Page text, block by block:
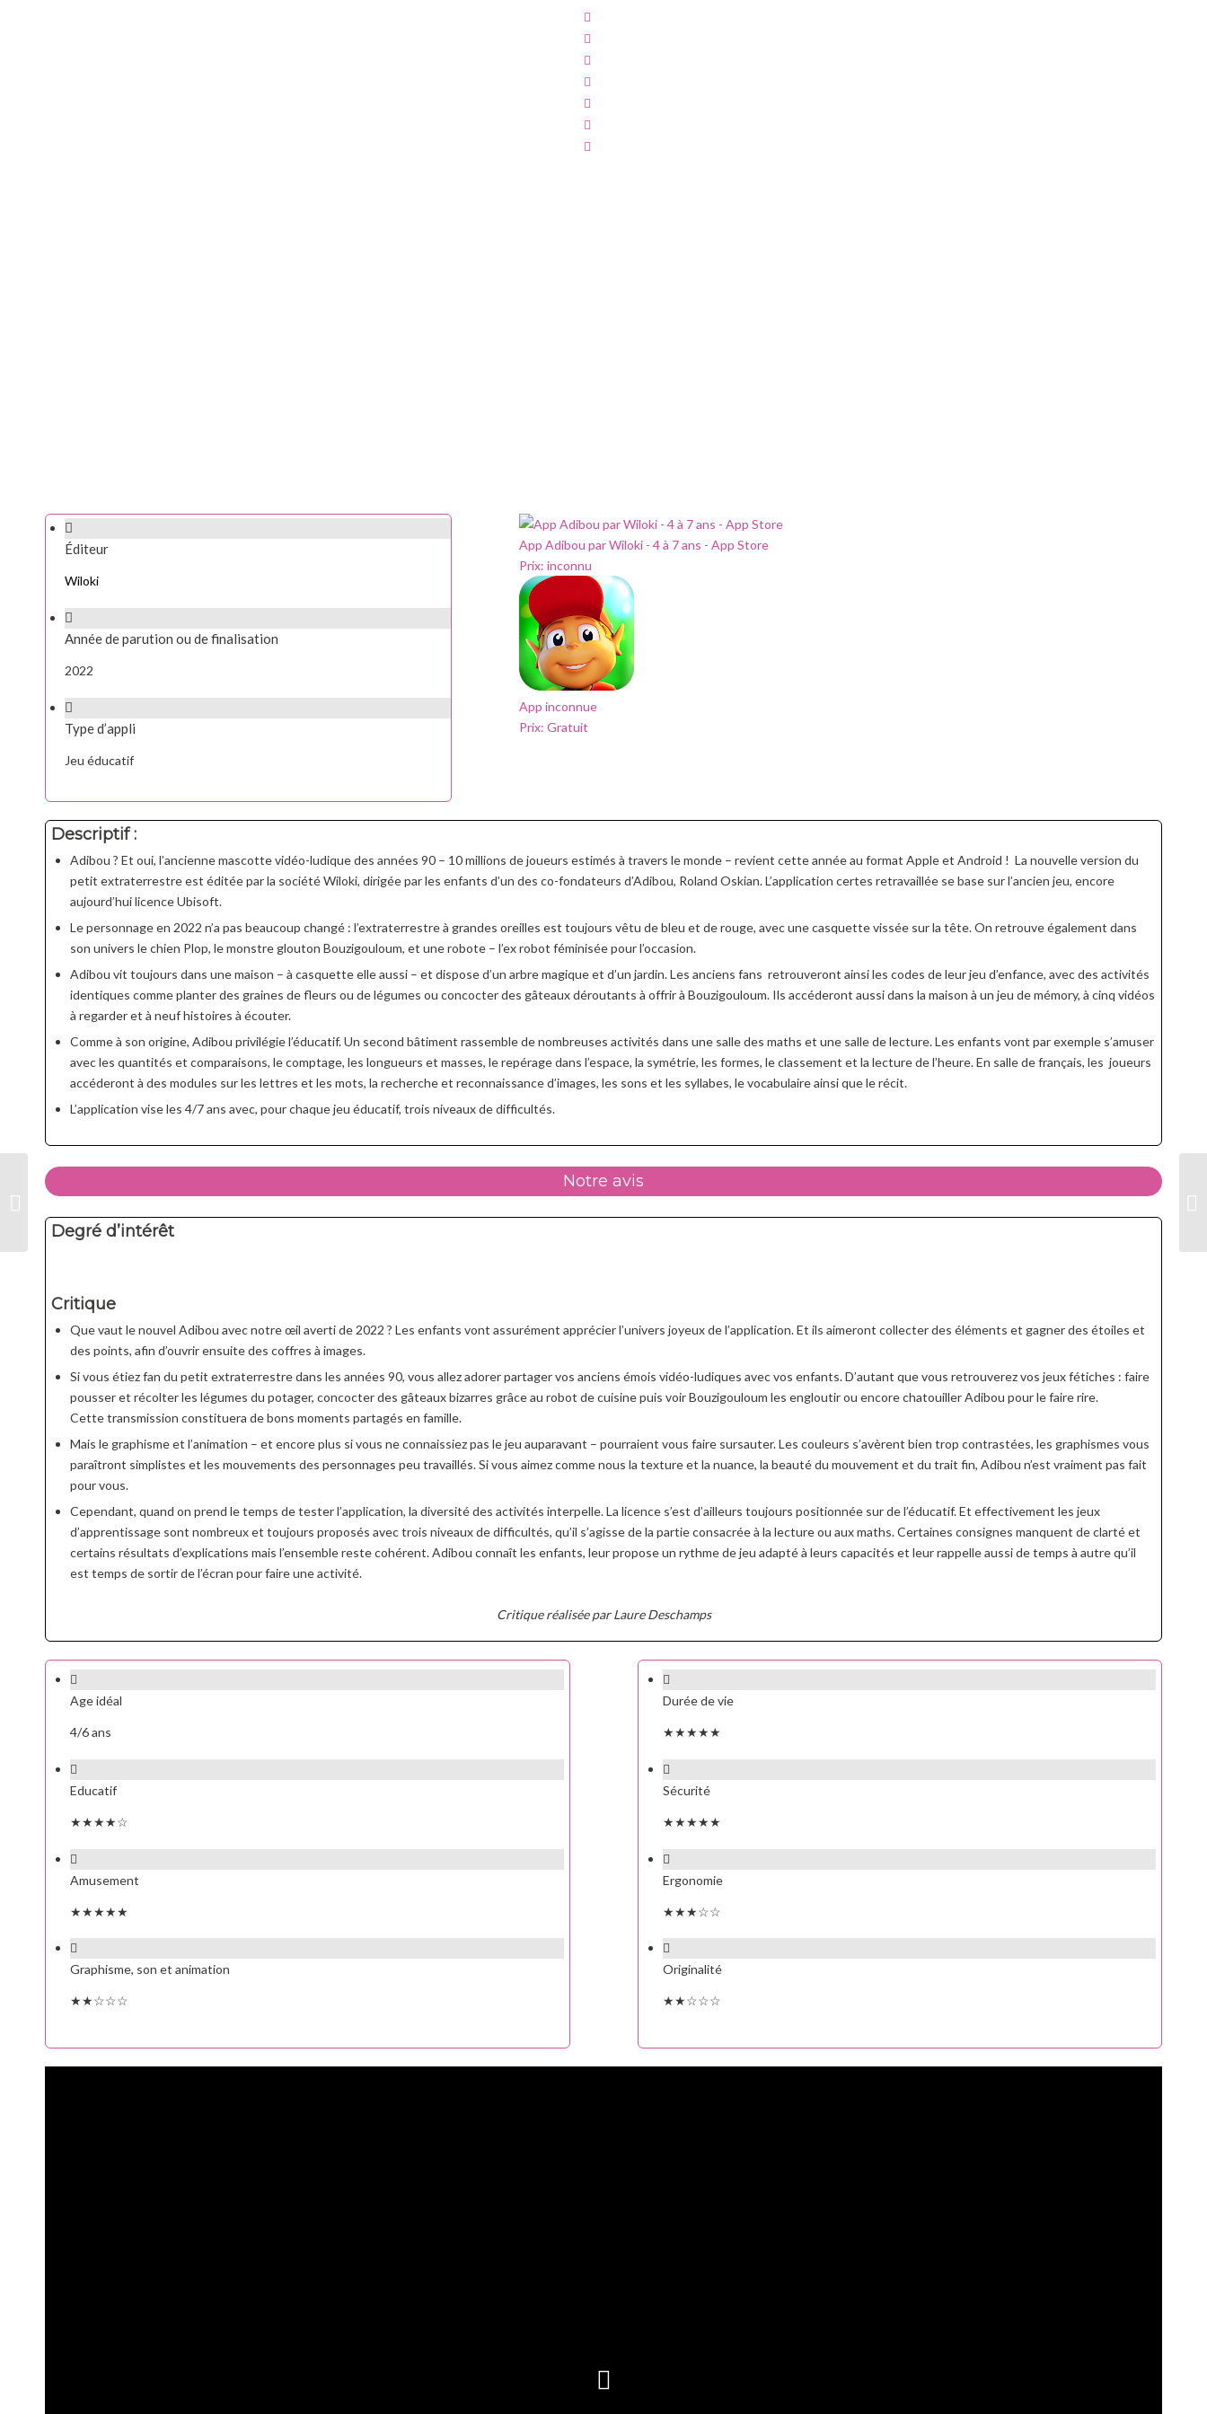
Éditeur
Wiloki
Année de parution ou de finalisation
2022
Type d’appli
Jeu éducatif
App Adibou par Wiloki - 4 à 7 ans - App Store
Prix: inconnu
App inconnue
Prix: Gratuit
Descriptif :
Adibou ? Et oui, l’ancienne mascotte vidéo-ludique des années 90 – 10 millions de joueurs estimés à travers le monde – revient cette année au format Apple et Android ! La nouvelle version du
petit extraterrestre est éditée par la société Wiloki, dirigée par les enfants d’un des co-fondateurs d’Adibou, Roland Oskian. L’application certes retravaillée se base sur l’ancien jeu, encore
aujourd’hui licence Ubisoft.
Le personnage en 2022 n’a pas beaucoup changé : l’extraterrestre à grandes oreilles est toujours vêtu de bleu et de rouge, avec une casquette vissée sur la tête. On retrouve également dans
son univers le chien Plop, le monstre glouton Bouzigouloum, et une robote – l’ex robot féminisée pour l’occasion.
Adibou vit toujours dans une maison – à casquette elle aussi – et dispose d’un arbre magique et d’un jardin. Les anciens fans retrouveront ainsi les codes de leur jeu d’enfance, avec des activités
identiques comme planter des graines de fleurs ou de légumes ou concocter des gâteaux déroutants à offrir à Bouzigouloum. Ils accéderont aussi dans la maison à un jeu de mémory, à cinq vidéos
à regarder et à neuf histoires à écouter.
Comme à son origine, Adibou privilégie l’éducatif. Un second bâtiment rassemble de nombreuses activités dans une salle des maths et une salle de lecture. Les enfants vont par exemple s’amuser
avec les quantités et comparaisons, le comptage, les longueurs et masses, le repérage dans l’espace, la symétrie, les formes, le classement et la lecture de l’heure. En salle de français, les joueurs
accéderont à des modules sur les lettres et les mots, la recherche et reconnaissance d’images, les sons et les syllabes, le vocabulaire ainsi que le récit.
L’application vise les 4/7 ans avec, pour chaque jeu éducatif, trois niveaux de difficultés.
Notre avis
Degré d’intérêt
Critique
Que vaut le nouvel Adibou avec notre œil averti de 2022 ? Les enfants vont assurément apprécier l’univers joyeux de l’application. Et ils aimeront collecter des éléments et gagner des étoiles et
des points, afin d’ouvrir ensuite des coffres à images.
Si vous étiez fan du petit extraterrestre dans les années 90, vous allez adorer partager vos anciens émois vidéo-ludiques avec vos enfants. D’autant que vous retrouverez vos jeux fétiches : faire
pousser et récolter les légumes du potager, concocter des gâteaux bizarres grâce au robot de cuisine puis voir Bouzigouloum les engloutir ou encore chatouiller Adibou pour le faire rire.
Cette transmission constituera de bons moments partagés en famille.
Mais le graphisme et l’animation – et encore plus si vous ne connaissiez pas le jeu auparavant – pourraient vous faire sursauter. Les couleurs s’avèrent bien trop contrastées, les graphismes vous
paraîtront simplistes et les mouvements des personnages peu travaillés. Si vous aimez comme nous la texture et la nuance, la beauté du mouvement et du trait fin, Adibou n’est vraiment pas fait
pour vous.
Cependant, quand on prend le temps de tester l’application, la diversité des activités interpelle. La licence s’est d’ailleurs toujours positionnée sur de l’éducatif. Et effectivement les jeux
d’apprentissage sont nombreux et toujours proposés avec trois niveaux de difficultés, qu’il s’agisse de la partie consacrée à la lecture ou aux maths. Certaines consignes manquent de clarté et
certains résultats d’explications mais l’ensemble reste cohérent. Adibou connaît les enfants, leur propose un rythme de jeu adapté à leurs capacités et leur rappelle aussi de temps à autre qu’il
est temps de sortir de l’écran pour faire une activité.
Critique réalisée par Laure Deschamps
Age idéal
4/6 ans
Educatif
★★★★☆
Amusement
★★★★★
Graphisme, son et animation
★★☆☆☆
Durée de vie
★★★★★
Sécurité
★★★★★
Ergonomie
★★★☆☆
Originalité
★★☆☆☆